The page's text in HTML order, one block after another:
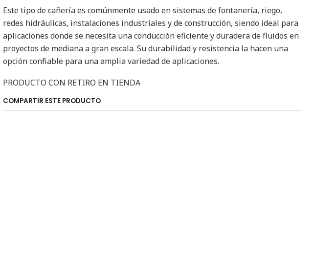
Este tipo de cañería es comúnmente usado en sistemas de fontanería, riego,
redes hidráulicas, instalaciones industriales y de construcción, siendo ideal para
aplicaciones donde se necesita una conducción eficiente y duradera de fluidos en
proyectos de mediana a gran escala. Su durabilidad y resistencia la hacen una
opción confiable para una amplia variedad de aplicaciones.
PRODUCTO CON RETIRO EN TIENDA
COMPARTIR ESTE PRODUCTO